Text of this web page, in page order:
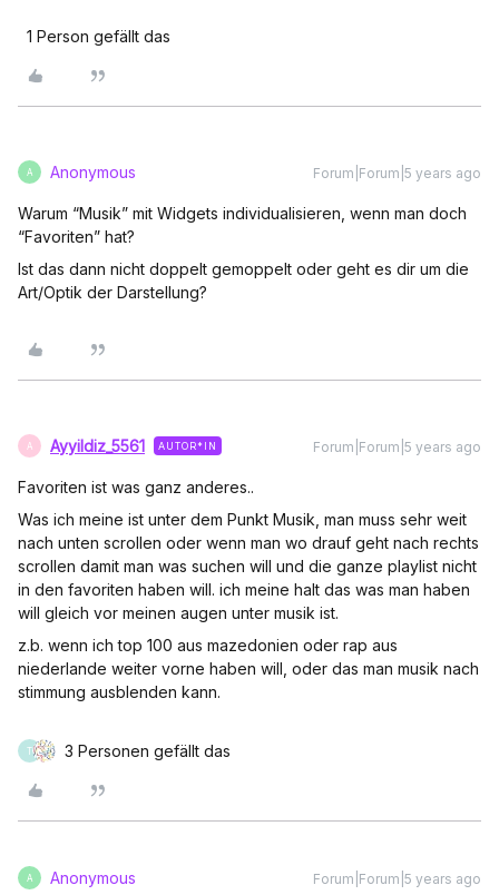
1 Person gefällt das
A Anonymous Forum|Forum|5 years ago
Warum “Musik” mit Widgets individualisieren, wenn man doch
“Favoriten” hat?
Ist das dann nicht doppelt gemoppelt oder geht es dir um die
Art/Optik der Darstellung?
A Ayyildiz_5561 AUTOR*IN Forum|Forum|5 years ago
Favoriten ist was ganz anderes..
Was ich meine ist unter dem Punkt Musik, man muss sehr weit
nach unten scrollen oder wenn man wo drauf geht nach rechts
scrollen damit man was suchen will und die ganze playlist nicht
in den favoriten haben will. ich meine halt das was man haben
will gleich vor meinen augen unter musik ist.
z.b. wenn ich top 100 aus mazedonien oder rap aus
niederlande weiter vorne haben will, oder das man musik nach
stimmung ausblenden kann.
T 3 Personen gefällt das
A Anonymous Forum|Forum|5 years ago